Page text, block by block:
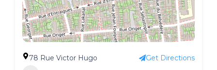
78 Rue Victor Hugo Get Directions